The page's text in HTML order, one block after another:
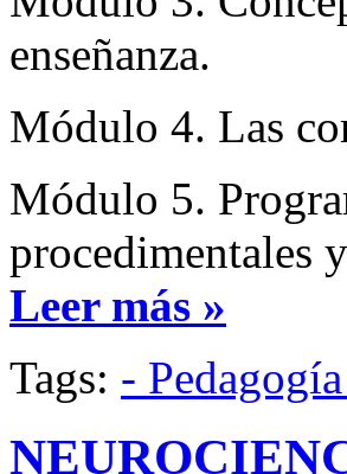
enseñanza.
Módulo 4. Las
Módulo 5.
procedimentales
Leer más »
Tags: -